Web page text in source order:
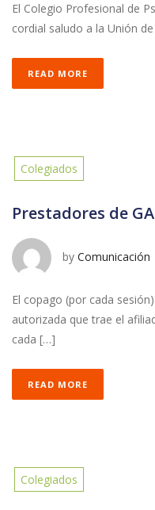
El Colegio Profesional de
cordial saludo a la Unión
READ MORE
Colegiados
Prestadores de
by Comunicación
El copago (por cada
autorizada que trae el
cada […]
READ MORE
Colegiados